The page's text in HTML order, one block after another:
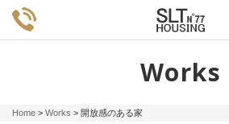
Works
Home > Works > 開放感のある家